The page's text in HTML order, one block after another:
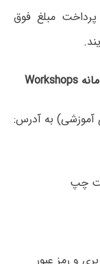
مبلغ فوق
چپ
و رمز عبور